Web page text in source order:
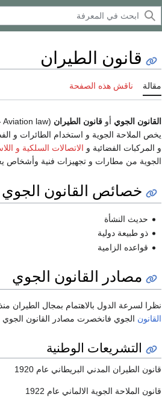
قانون الطيران
مقالة ناقش هذه الصفحة
القانون الجوي أو قانون الطيران
يخص الملاحة الجوية و استخدام الطائرات و
و المركبات الفضائية و الاتصالات السلكية و
الجوية من مطارات و تجهيزات فنية وأشخاص
خصائص القانون الجوي
حديث النشأة
ذو طبيعة دولية
قواعده الزامية
مصادر القانون الجوي
نظرا لسرعة الدول بالاهتمام بمجال الطيران
القانون الجوي فانخصرت مصادر القانون الجوي
التشريعات الوطنية
قانون الطيران المدني البريطاني عام 1920
قانون الملاحة الجوية الالماني عام 1922